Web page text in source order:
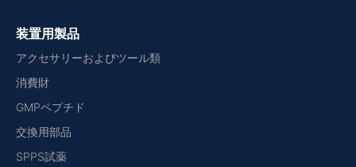
装置用製品
アクセサリーおよびツール類
消費財
GMPペプチド
交換用部品
SPPS試薬